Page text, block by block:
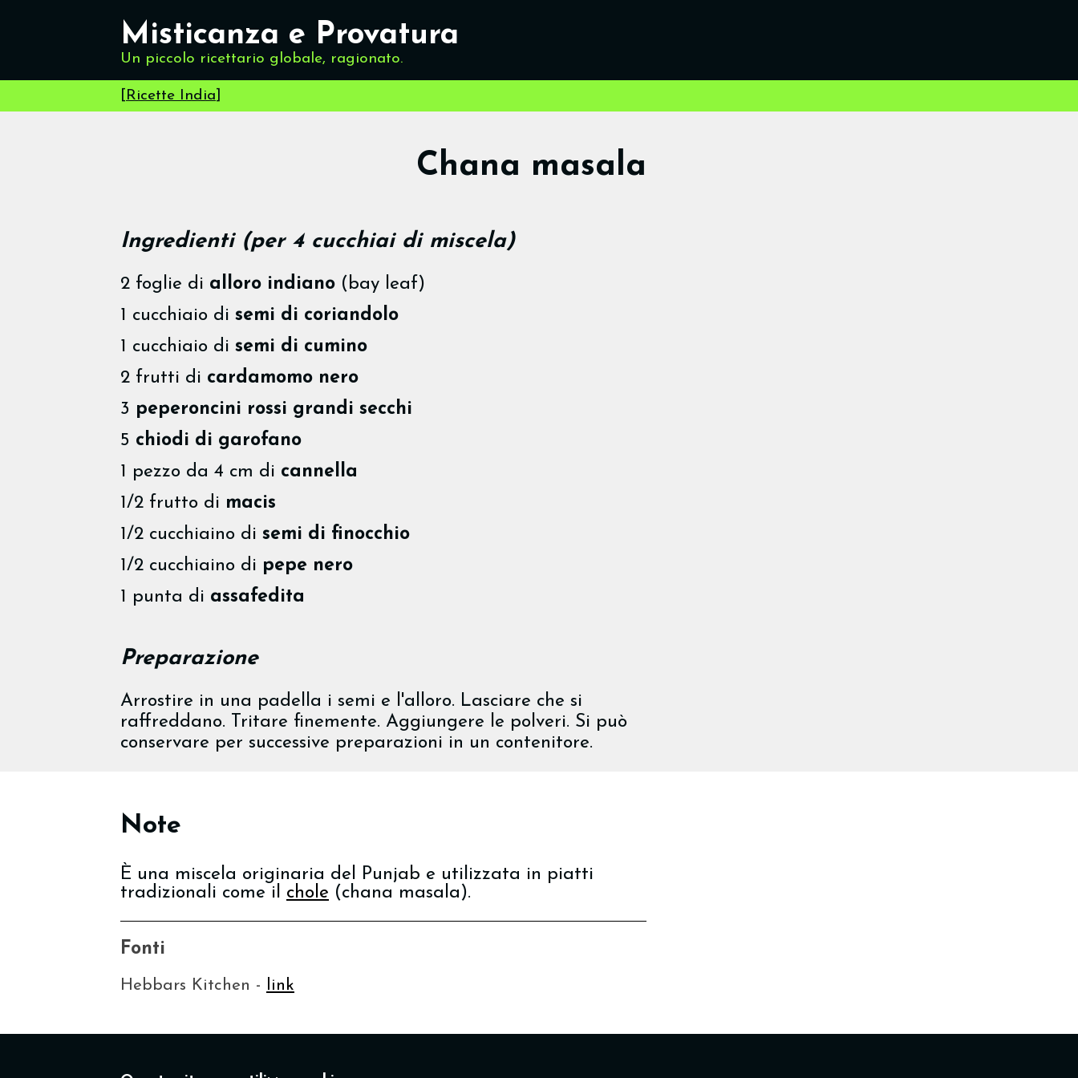
Misticanza e Provatura
Un piccolo ricettario globale, ragionato.
[Ricette India]
Chana masala
Ingredienti (per 4 cucchiai di miscela)
2 foglie di alloro indiano (bay leaf)
1 cucchiaio di semi di coriandolo
1 cucchiaio di semi di cumino
2 frutti di cardamomo nero
3 peperoncini rossi grandi secchi
5 chiodi di garofano
1 pezzo da 4 cm di cannella
1/2 frutto di macis
1/2 cucchiaino di semi di finocchio
1/2 cucchiaino di pepe nero
1 punta di assafedita
Preparazione
Arrostire in una padella i semi e l'alloro. Lasciare che si
raffreddano. Tritare finemente. Aggiungere le polveri. Si può
conservare per successive preparazioni in un contenitore.
Note
È una miscela originaria del Punjab e utilizzata in piatti
tradizionali come il chole (chana masala).
Fonti
Hebbars Kitchen - link